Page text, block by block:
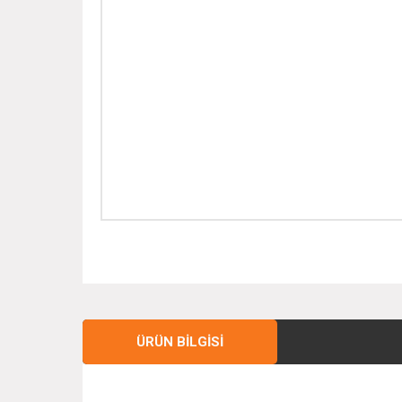
ÜRÜN BILGISI